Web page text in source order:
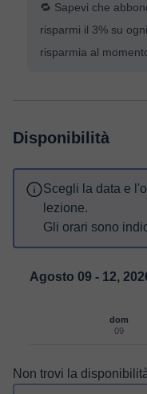
🔁 Sapevi che
risparmi il 3% su
risparmia al
Disponibilità
Scegli la data e
lezione.
Gli orari sono
Agosto 09 - 12,
dom
09
Non trovi la